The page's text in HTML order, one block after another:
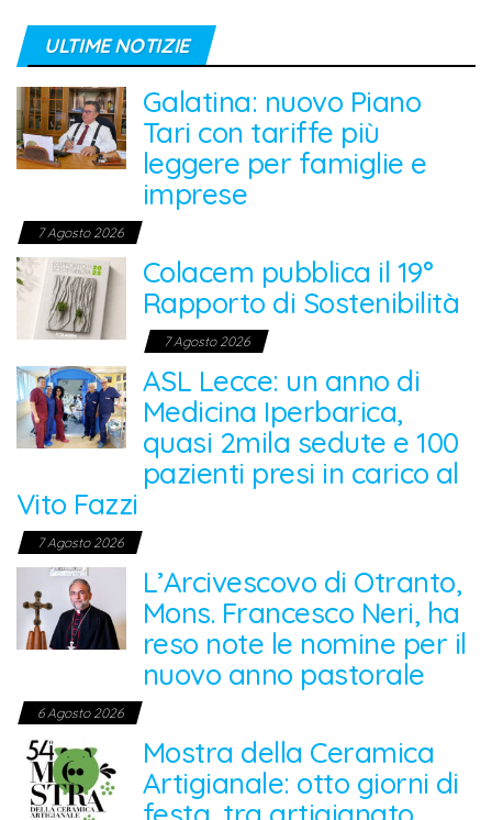
ULTIME NOTIZIE
Galatina: nuovo Piano
Tari con tariffe più
leggere per famiglie e
imprese
7 Agosto 2026
Colacem pubblica il 19°
Rapporto di Sostenibilità
7 Agosto 2026
ASL Lecce: un anno di
Medicina Iperbarica,
quasi 2mila sedute e 100
pazienti presi in carico al
Vito Fazzi
7 Agosto 2026
L’Arcivescovo di Otranto,
Mons. Francesco Neri, ha
reso note le nomine per il
nuovo anno pastorale
6 Agosto 2026
Mostra della Ceramica
Artigianale: otto giorni di